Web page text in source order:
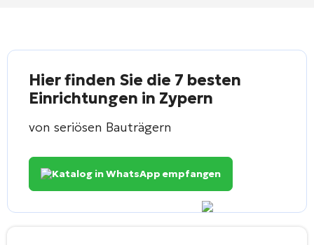
Hier finden Sie die 7 besten
Einrichtungen in Zypern
von seriösen Bauträgern
Katalog in WhatsApp empfangen